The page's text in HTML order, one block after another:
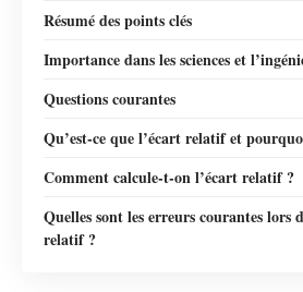
Résumé des points clés
Importance dans les sciences et
Questions courantes
Qu’est-ce que l’écart relatif et
Comment calcule-t-on l’écart relatif ?
Quelles sont les erreurs courantes lors
relatif ?